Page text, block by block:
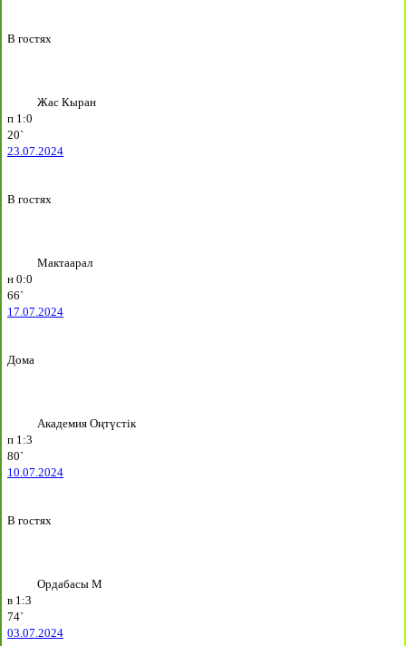
В гостях
Жас Кыран
п 1:0
20`
23.07.2024
В гостях
Мактаарал
н 0:0
66`
17.07.2024
Дома
Академия Оңтүстік
п 1:3
80`
10.07.2024
В гостях
Ордабасы М
в 1:3
74`
03.07.2024